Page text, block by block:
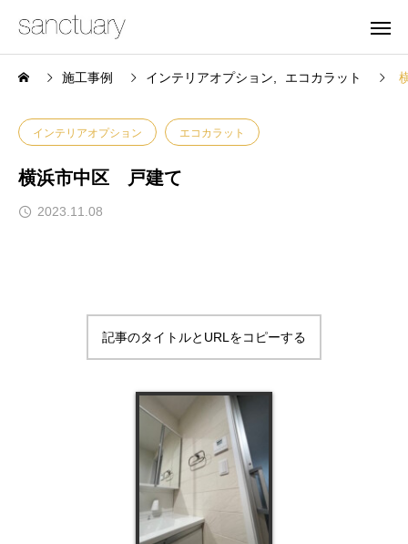
施工事例 インテリアオプション エコカラット
インテリアオプション エコカラット
横浜市中区 戸建て
2023.11.08
記事のタイトルとURLをコピーする